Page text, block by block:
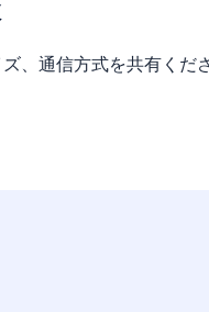
、通信方式を共有くだ